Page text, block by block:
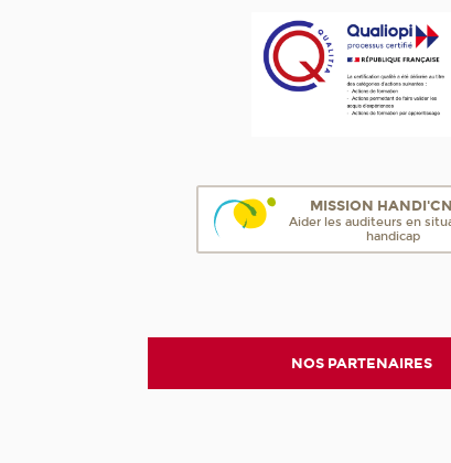
MISSION
Aider les auditeurs en
handicap
NOS PARTENAIRES